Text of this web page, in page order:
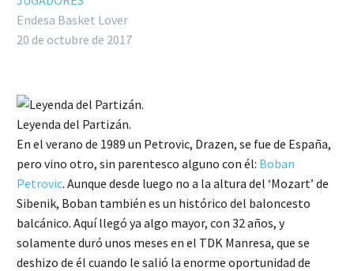
Endesa Basket Lover
20 de octubre de 2017
Leyenda del Partizán.
En el verano de 1989 un Petrovic, Drazen, se fue de España,
pero vino otro, sin parentesco alguno con él: Boban
Petrovic. Aunque desde luego no a la altura del ‘Mozart’ de
Sibenik, Boban también es un histórico del baloncesto
balcánico. Aquí llegó ya algo mayor, con 32 años, y
solamente duró unos meses en el TDK Manresa, que se
deshizo de él cuando le salió la enorme oportunidad de